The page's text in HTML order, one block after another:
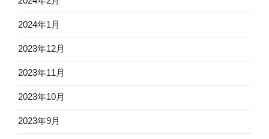
2024年1月
2023年12月
2023年11月
2023年10月
2023年9月